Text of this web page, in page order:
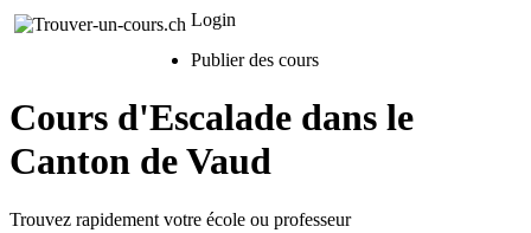
Login
Publier des cours
Cours d'Escalade dans le
Canton de Vaud
Trouvez rapidement votre école ou professeur